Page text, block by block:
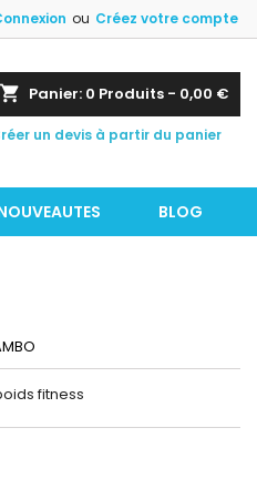
ou Créez votre compte
shopping_cart Panier: 0 Produits - 0,00 €
un devis à partir du panier
BLOG
fitness